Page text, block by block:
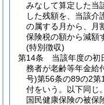
みなして算定した当
した残額を、当該介
の属する月から、月
保険税の額から減額
(特別徴収)
第14条
当該年度の初
務者が老齢等年金給
号)第56条の89の2第
付をいう。以下同じ
国民健康保険の被保